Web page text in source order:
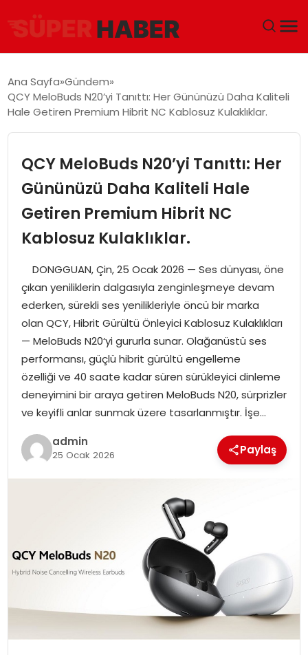
GÜNDEM
EKONOMI
SAĞLIK
SIYASET
SPOR
TEKNOLOJI
Ana Sayfa Gündem
QCY MeloBuds N20’yi Tanıttı: Her Gününüzü Daha Kaliteli
Hale Getiren Premium Hibrit NC Kablosuz Kulaklıklar.
QCY MeloBuds N20’yi Tanıttı: Her
Gününüzü Daha Kaliteli Hale
Getiren Premium Hibrit NC
Kablosuz Kulaklıklar.
DONGGUAN, Çin, 25 Ocak 2026 — Ses dünyası, öne
çıkan yeniliklerin dalgasıyla zenginleşmeye devam
ederken, sürekli ses yenilikleriyle öncü bir marka
olan QCY, Hibrit Gürültü Önleyici Kablosuz Kulaklıkları
— MeloBuds N20‘yi gururla sunar. Olağanüstü ses
performansı, güçlü hibrit gürültü engelleme
özelliği ve 40 saate kadar süren sürükleyici dinleme
deneyimini bir araya getiren MeloBuds N20, sürprizler
ve keyifli anlar sunmak üzere tasarlanmıştır. İşe…
admin
25 Ocak 2026 Paylaş